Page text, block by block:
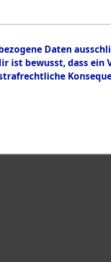
Daten
bewusst, dass ein